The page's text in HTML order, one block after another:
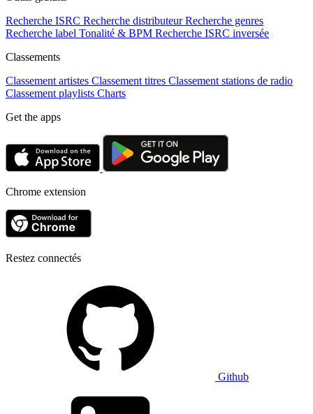
Recherche ISRC Recherche distributeur Recherche genres
Recherche label Tonalité & BPM Recherche ISRC inversée
Classements
Classement artistes Classement titres Classement stations de radio
Classement playlists Charts
Get the apps
Chrome extension
Restez connectés
Github